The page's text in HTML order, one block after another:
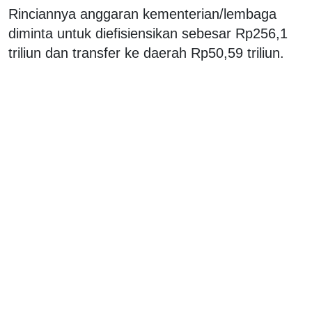
Rinciannya anggaran kementerian/lembaga
diminta untuk diefisiensikan sebesar Rp256,1
triliun dan transfer ke daerah Rp50,59 triliun.